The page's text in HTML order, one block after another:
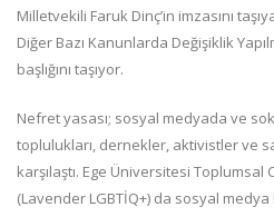
Milletvekili Faruk Dinç’in imzasını
Diğer Bazı Kanunlarda Değişiklik
başlığını taşıyor.
Nefret yasası; sosyal medyada ve
toplulukları, dernekler, aktivistler ve
karşılaştı. Ege Üniversitesi Toplumsal
(Lavender LGBTİQ+) da sosyal medya